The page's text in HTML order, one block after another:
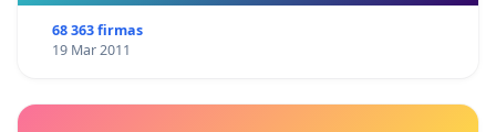
68 363 firmas
19 Mar 2011